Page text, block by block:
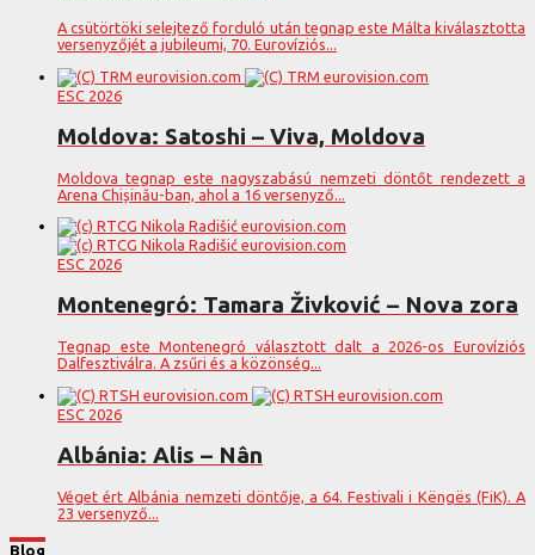
A csütörtöki selejtező forduló után tegnap este Málta kiválasztotta
versenyzőjét a jubileumi, 70. Eurovíziós...
ESC 2026
Moldova: Satoshi – Viva, Moldova
Moldova tegnap este nagyszabású nemzeti döntőt rendezett a
Arena Chișinău-ban, ahol a 16 versenyző...
ESC 2026
Montenegró: Tamara Živković – Nova zora
Tegnap este Montenegró választott dalt a 2026-os Eurovíziós
Dalfesztiválra. A zsűri és a közönség...
ESC 2026
Albánia: Alis – Nân
Véget ért Albánia nemzeti döntője, a 64. Festivali i Këngës (FiK). A
23 versenyző...
Blog